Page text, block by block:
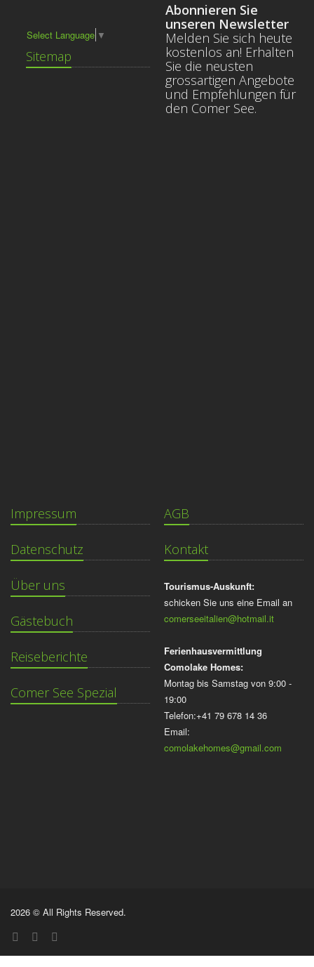
Select Language ▼
Sitemap
Abonnieren Sie
unseren Newsletter
Melden Sie sich heute
kostenlos an! Erhalten
Sie die neusten
grossartigen Angebote
und Empfehlungen für
den Comer See.
Impressum
Datenschutz
Über uns
Gästebuch
Reiseberichte
Comer See Spezial
AGB
Kontakt
Tourismus-Auskunft:
schicken Sie uns eine Email an
comerseeitalien@hotmail.it
Ferienhausvermittlung
Comolake Homes:
Montag bis Samstag von 9:00 -
19:00
Telefon:+41 79 678 14 36
Email:
comolakehomes@gmail.com
2026 © All Rights Reserved.